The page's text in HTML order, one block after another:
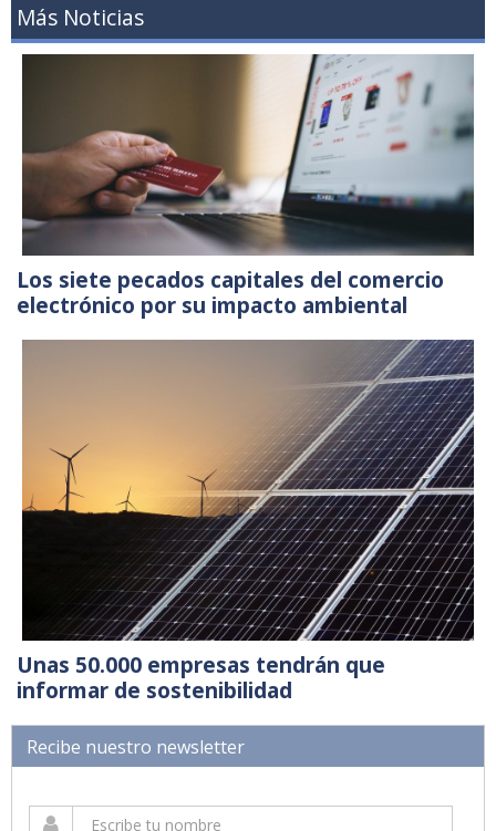
Más Noticias
Los siete pecados capitales del comercio
electrónico por su impacto ambiental
Unas 50.000 empresas tendrán que
informar de sostenibilidad
Recibe nuestro newsletter